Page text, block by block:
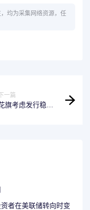
均为采集网络资源，任
一篇
旗考虑发行稳定
者在美联储转向时变